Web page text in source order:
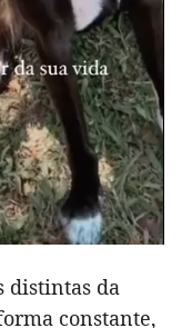
distintas da
constante,